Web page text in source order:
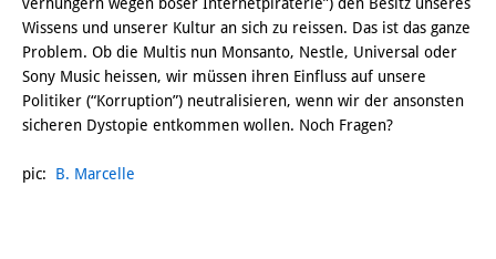
Wissens und unserer Kultur an sich zu reissen. Das ist das ganze
Problem. Ob die Multis nun Monsanto, Nestle, Universal oder
Sony Music heissen, wir müssen ihren Einfluss auf unsere
Politiker (“Korruption”) neutralisieren, wenn wir der ansonsten
sicheren Dystopie entkommen wollen. Noch Fragen?
pic: B. Marcelle